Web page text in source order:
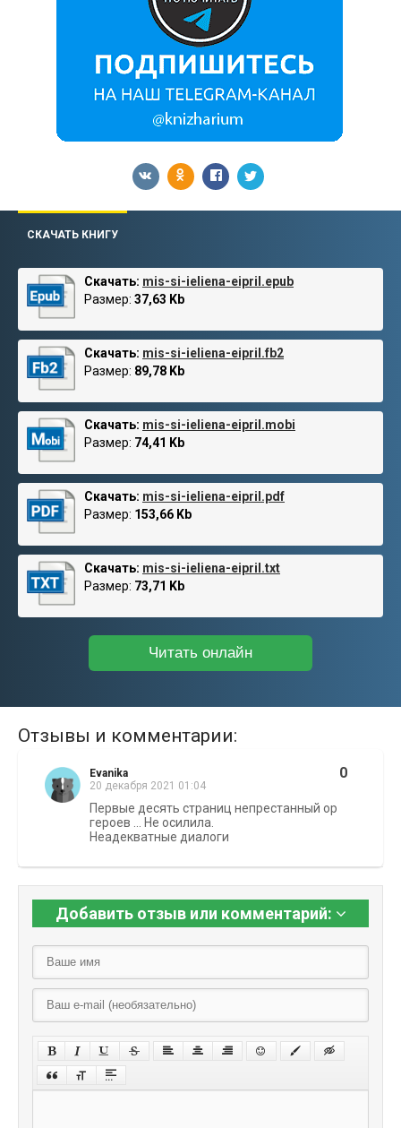
СКАЧАТЬ КНИГУ
Скачать: mis-si-ieliena-eipril.epub
Размер: 37,63 Kb
Скачать: mis-si-ieliena-eipril.fb2
Размер: 89,78 Kb
Скачать: mis-si-ieliena-eipril.mobi
Размер: 74,41 Kb
Скачать: mis-si-ieliena-eipril.pdf
Размер: 153,66 Kb
Скачать: mis-si-ieliena-eipril.txt
Размер: 73,71 Kb
Читать онлайн
Отзывы и комментарии:
Evanika
20 декабря 2021 01:04
0
Первые десять страниц непрестанный ор
героев ... Не осилила.
Неадекватные диалоги
Добавить отзыв или комментарий: